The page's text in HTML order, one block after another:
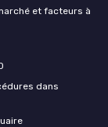
et facteurs à
dans